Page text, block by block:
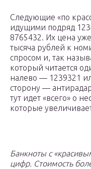
Следующие «по
идущими подряд
8765432. Их цена
тысяча рублей к
спросом и, так
который читается
налево — 1239321
сторону —
тут идет «всего» о
которые
Банкноты с
цифр. Стоимость